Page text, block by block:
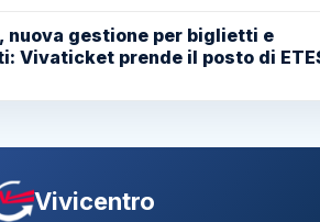
nuova gestione per biglietti e
Vivaticket prende il posto di
Vivicentro